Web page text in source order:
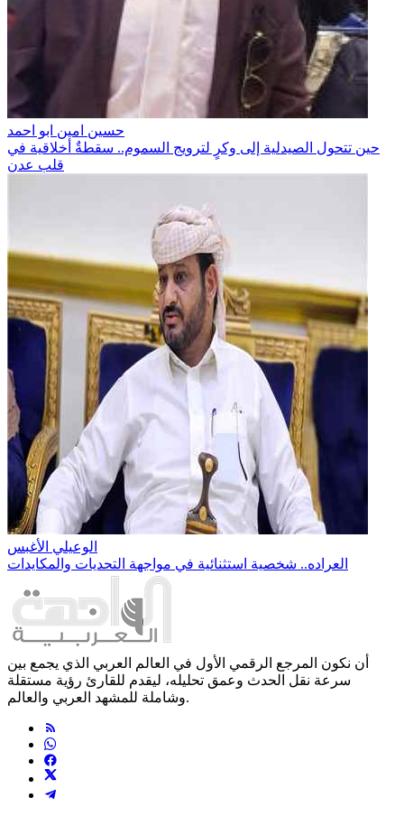
حسين امين ابو احمد
حين تتحول الصيدلية إلى وكرٍ لترويج السموم.. سقطةٌ أخلاقية في
قلب عدن
الوعيلي الأغبس
العراده.. شخصية استثنائية في مواجهة التحديات والمكايدات
أن نكون المرجع الرقمي الأول في العالم العربي الذي يجمع بين
سرعة نقل الحدث وعمق تحليله، ليقدم للقارئ رؤية مستقلة
وشاملة للمشهد العربي والعالم.